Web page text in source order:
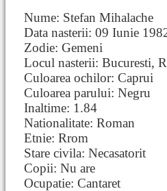
Nume: Stefan Mihalache
Data nasterii: 09 Iunie
Zodie: Gemeni
Locul nasterii: Bucuresti,
Culoarea ochilor: Caprui
Culoarea parului: Negru
Inaltime: 1.84
Nationalitate: Roman
Etnie: Rrom
Stare civila: Necasatorit
Copii: Nu are
Ocupatie: Cantaret